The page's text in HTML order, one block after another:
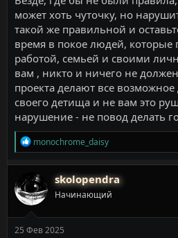
может хоть чуточку, но
такой же правильной и
время в покое людей,
работой, семьей и своими
вам , никто и ничего не
проекта делают все
своего детища и не вам это
нарушение - не повод делать
Р
е
а
к
ц
и
и
monochrome_daisy
skolopendra
Начинающий
25 Фев 2025